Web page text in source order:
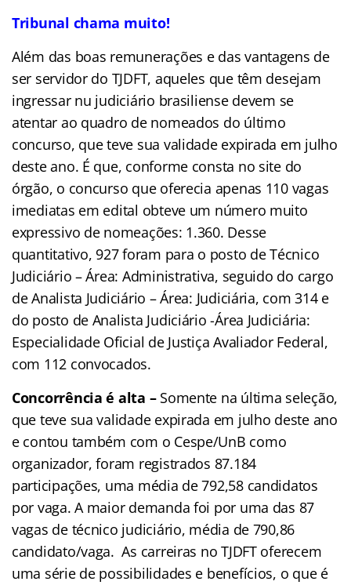
Tribunal chama muito!
Além das boas remunerações e das vantagens de
ser servidor do TJDFT, aqueles que têm desejam
ingressar nu judiciário brasiliense devem se
atentar ao quadro de nomeados do último
concurso, que teve sua validade expirada em julho
deste ano. É que, conforme consta no site do
órgão, o concurso que oferecia apenas 110 vagas
imediatas em edital obteve um número muito
expressivo de nomeações: 1.360. Desse
quantitativo, 927 foram para o posto de Técnico
Judiciário – Área: Administrativa, seguido do cargo
de Analista Judiciário – Área: Judiciária, com 314 e
do posto de Analista Judiciário -Área Judiciária:
Especialidade Oficial de Justiça Avaliador Federal,
com 112 convocados.
Concorrência é alta –Somente na última seleção,
que teve sua validade expirada em julho deste ano
e contou também com o Cespe/UnB como
organizador, foram registrados 87.184
participações, uma média de 792,58 candidatos
por vaga. A maior demanda foi por uma das 87
vagas de técnico judiciário, média de 790,86
candidato/vaga. As carreiras no TJDFT oferecem
uma série de possibilidades e benefícios, o que é